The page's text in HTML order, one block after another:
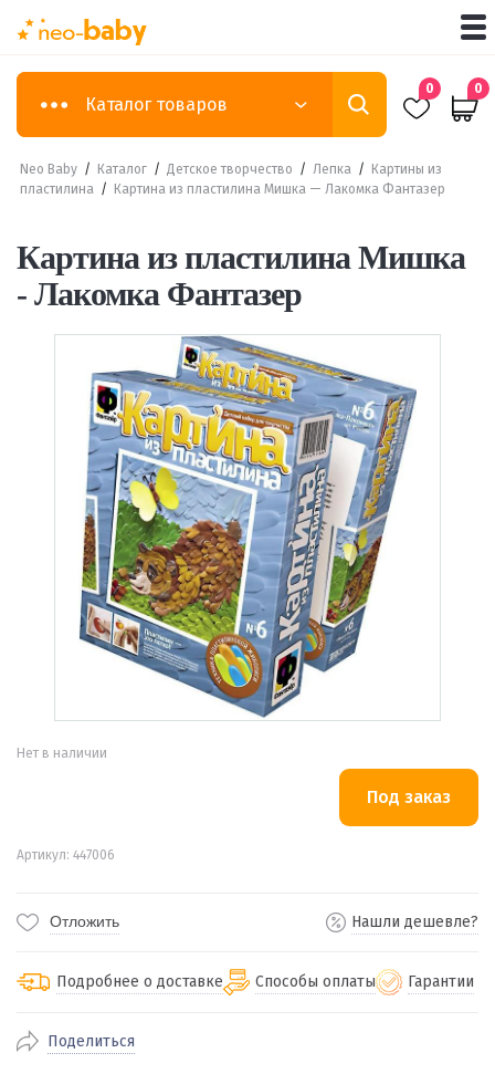
Каталог товаров
0 0
Neo Baby / Каталог / Детское творчество / Лепка /
Картины из
пластилина / Картина из пластилина Мишка — Лакомка Фантазер
Картина из пластилина Мишка
- Лакомка Фантазер
Нет в наличии
Артикул: 447006
Отложить Нашли дешевле?
Подробнее о доставке
По Екатеринбургу бесплатная
Способы оплаты Гарантии
Поделиться